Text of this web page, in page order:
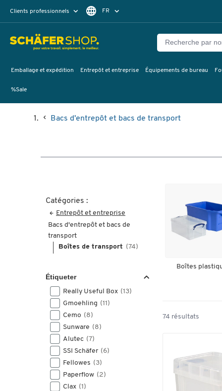
Clients professionnels FR
Emballage et expédition Entrepôt et entreprise Équipements de bureau
%Sale
Bacs d'entrepôt et bacs de transport
Catégories :
Entrepôt et entreprise
Bacs d'entrepôt et bacs de
transport
Boîtes de transport (74)
Étiqueter
Really Useful Box (13)
Gmoehling (11)
Cemo (8)
Sunware (8)
Alutec (7)
SSI Schäfer (6)
Fellowes (3)
Paperflow (2)
Clax (1)
Boîtes
74 résultats